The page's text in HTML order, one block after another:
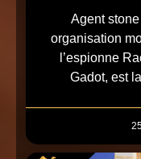
Agent
organisation
l’espionne
Gadot, est